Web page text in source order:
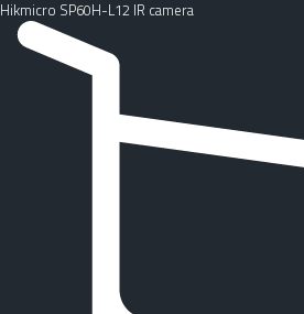
Hikmicro SP60H-L12 IR camera